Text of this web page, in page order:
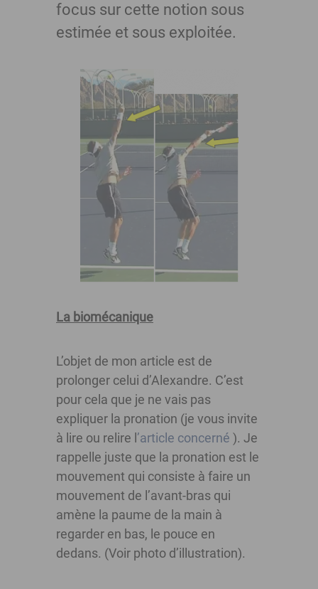
focus sur cette notion sous
estimée et sous exploitée.
La biomécanique
L’objet de mon article est de
prolonger celui d’Alexandre. C’est
pour cela que je ne vais pas
expliquer la pronation (je vous invite
à lire ou relire l ’article concerné ). Je
rappelle juste que la pronation est le
mouvement qui consiste à faire un
mouvement de l’avant-bras qui
amène la paume de la main à
regarder en bas, le pouce en
dedans. (Voir photo d’illustration).